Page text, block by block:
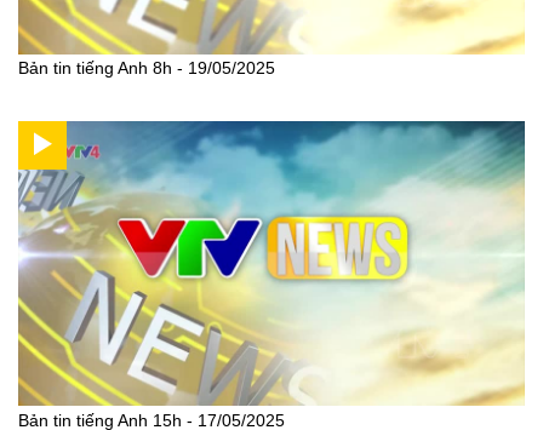
Bản tin tiếng Anh 8h - 19/05/2025
Bản tin tiếng Anh 15h - 17/05/2025